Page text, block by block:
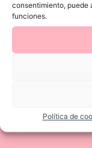
consentimiento, puede
funciones.
Política de